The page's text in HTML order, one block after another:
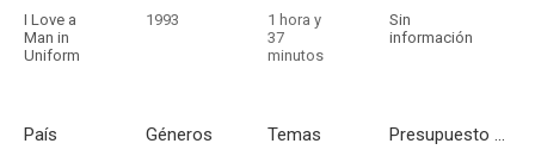
I Love a
Man in
Uniform
1993
1 hora y
37
minutos
Sin
información
País Géneros Temas Presupuesto - Ingresos